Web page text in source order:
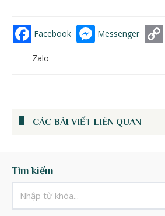
Facebook Messenger
Zalo
CÁC BÀI VIẾT LIÊN QUAN
Tìm kiếm